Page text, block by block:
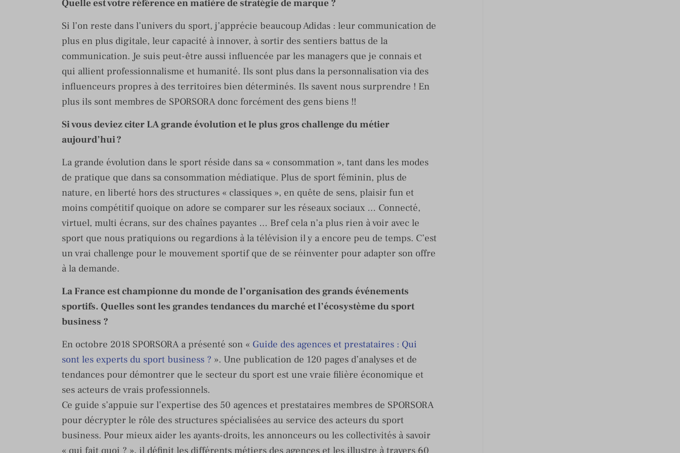
Quelle est votre référence en matière de stratégie de marque ?
Si l’on reste dans l’univers du sport, j’apprécie beaucoup Adidas : leur communication de
plus en plus digitale, leur capacité à innover, à sortir des sentiers battus de la
communication. Je suis peut-être aussi influencée par les managers que je connais et
qui allient professionnalisme et humanité. Ils sont plus dans la personnalisation via des
influenceurs propres à des territoires bien déterminés. Ils savent nous surprendre ! En
plus ils sont membres de SPORSORA donc forcément des gens biens !!
Si vous deviez citer LA grande évolution et le plus gros challenge du métier
aujourd’hui ?
La grande évolution dans le sport réside dans sa « consommation », tant dans les modes
de pratique que dans sa consommation médiatique. Plus de sport féminin, plus de
nature, en liberté hors des structures « classiques », en quête de sens, plaisir fun et
moins compétitif quoique on adore se comparer sur les réseaux sociaux … Connecté,
virtuel, multi écrans, sur des chaînes payantes … Bref cela n’a plus rien à voir avec le
sport que nous pratiquions ou regardions à la télévision il y a encore peu de temps. C’est
un vrai challenge pour le mouvement sportif que de se réinventer pour adapter son offre
à la demande.
La France est championne du monde de l’organisation des grands événements
sportifs. Quelles sont les grandes tendances du marché et l’écosystème du sport
business ?
En octobre 2018 SPORSORA a présenté son « Guide des agences et prestataires : Qui
sont les experts du sport business ? ». Une publication de 120 pages d’analyses et de
tendances pour démontrer que le secteur du sport est une vraie filière économique et
ses acteurs de vrais professionnels.
Ce guide s’appuie sur l’expertise des 50 agences et prestataires membres de SPORSORA
pour décrypter le rôle des structures spécialisées au service des acteurs du sport
business. Pour mieux aider les ayants-droits, les annonceurs ou les collectivités à savoir
« qui fait quoi ? », il définit les différents métiers des agences et les illustre à travers 60